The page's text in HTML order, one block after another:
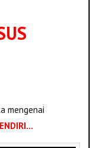
mengenai